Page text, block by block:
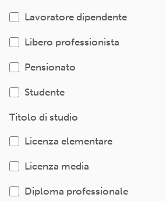
Lavoratore dipendente
Libero professionista
Pensionato
Studente
Titolo di studio
Licenza elementare
Licenza media
Diploma professionale